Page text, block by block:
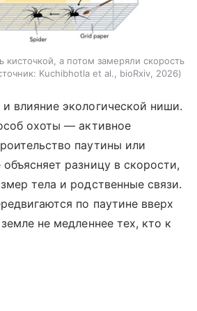
кисточкой, а потом замеряли скорость
Kuchibhotla et al., bioRxiv, 2026
влияние экологической ниши.
охоты — активное
паутины или
разницу в скорости,
тела и родственные связи.
по паутине вверх
не медленнее тех, кто к